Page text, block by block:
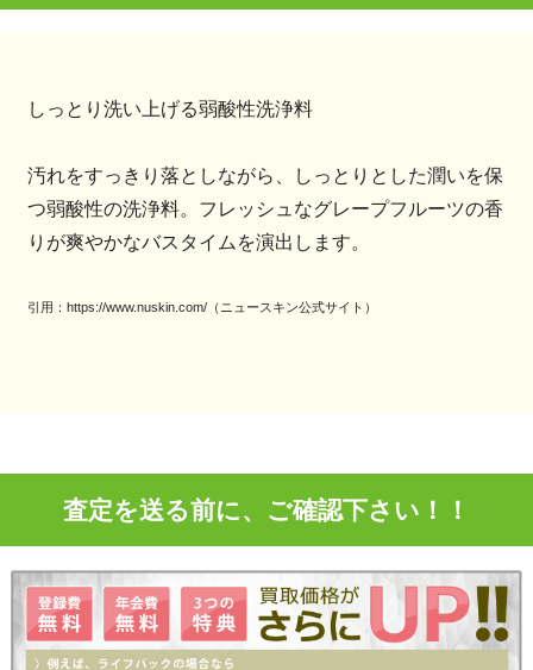
しっとり洗い上げる弱酸性洗浄料
汚れをすっきり落としながら、しっとりとした潤いを保
つ弱酸性の洗浄料。フレッシュなグレープフルーツの香
りが爽やかなバスタイムを演出します。
引用：https://www.nuskin.com/（ニュースキン公式サイト）
査定を送る前に、ご確認下さい！！